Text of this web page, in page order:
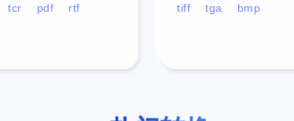
tiff
tga bmp
tcr pdf rtf